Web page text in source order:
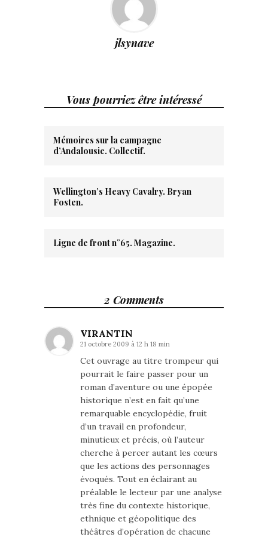
jlsynave
Vous pourriez être intéressé
Mémoires sur la campagne
d’Andalousie. Collectif.
Wellington’s Heavy Cavalry. Bryan
Fosten.
Ligne de front n°65. Magazine.
2 Comments
VIRANTIN
21 octobre 2009 à 12 h 18 min
Cet ouvrage au titre trompeur qui
pourrait le faire passer pour un
roman d’aventure ou une épopée
historique n’est en fait qu’une
remarquable encyclopédie, fruit
d’un travail en profondeur,
minutieux et précis, où l’auteur
cherche à percer autant les cœurs
que les actions des personnages
évoqués. Tout en éclairant au
préalable le lecteur par une analyse
très fine du contexte historique,
ethnique et géopolitique des
théâtres d’opération de chacune